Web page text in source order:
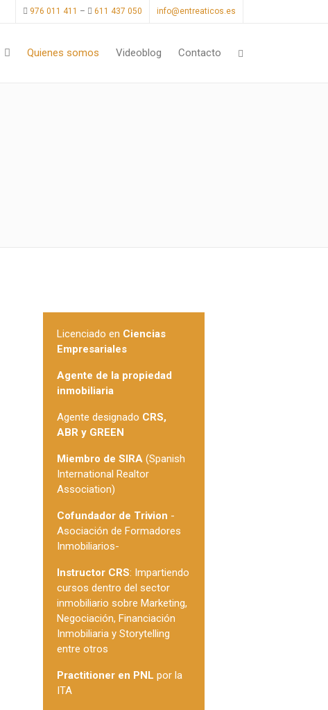
976 011 411 – 611 437 050 info@entreaticos.es
Quienes somos Videoblog Contacto
Licenciado en Ciencias
Empresariales
Agente de la propiedad
inmobiliaria
Agente designado CRS,
ABR y GREEN
Miembro de SIRA(Spanish
International Realtor
Association)
Cofundador de Trivion -
Asociación de Formadores
Inmobiliarios-
Instructor CRS: Impartiendo
cursos dentro del sector
inmobiliario sobre Marketing,
Negociación, Financiación
Inmobiliaria y Storytelling
entre otros
Practitioner en PNL por la
ITA